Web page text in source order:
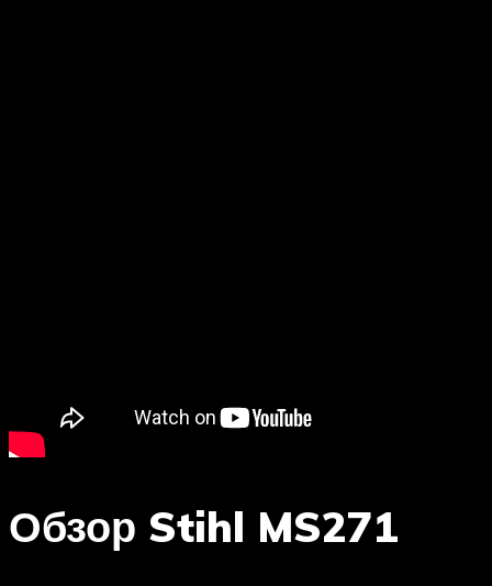
Обзор Stihl MS271